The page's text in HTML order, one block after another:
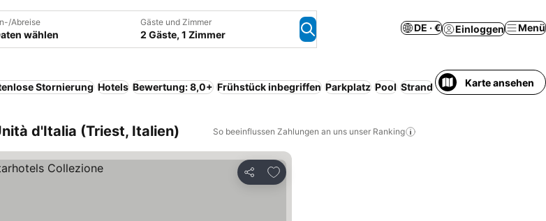
Abreise
wählen
Gäste und Zimmer
2 Gäste, 1 Zimmer
DE · € Einloggen Menü
Stornierung Hotels Bewertung: 8,0+ Frühstück inbegriffen Parkplatz Pool Strand Serviced apartment
Karte ansehen
d'Italia (Triest, Italien) So beeinflussen Zahlungen an uns unser Ranking
Teilen
Zu Favoriten hinzufügen